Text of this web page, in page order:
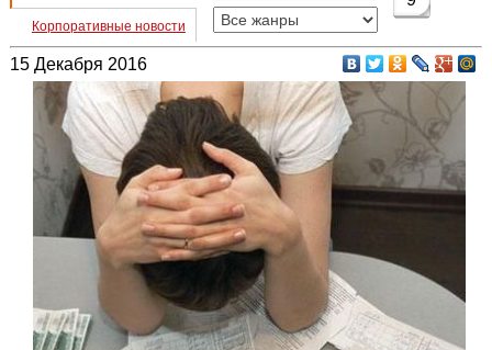
Корпоративные новости
15 Декабря 2016